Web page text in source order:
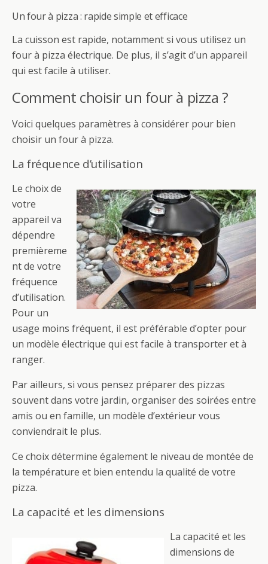
Un four à pizza : rapide simple et efficace
La cuisson est rapide, notamment si vous utilisez un
four à pizza électrique. De plus, il s’agit d’un appareil
qui est facile à utiliser.
Comment choisir un four à pizza ?
Voici quelques paramètres à considérer pour bien
choisir un four à pizza.
La fréquence d’utilisation
Le choix de
votre
appareil va
dépendre
premièreme
nt de votre
fréquence
d’utilisation.
Pour un
usage moins fréquent, il est préférable d’opter pour
un modèle électrique qui est facile à transporter et à
ranger.
Par ailleurs, si vous pensez préparer des pizzas
souvent dans votre jardin, organiser des soirées entre
amis ou en famille, un modèle d’extérieur vous
conviendrait le plus.
Ce choix détermine également le niveau de montée de
la température et bien entendu la qualité de votre
pizza.
La capacité et les dimensions
La capacité et les
dimensions de